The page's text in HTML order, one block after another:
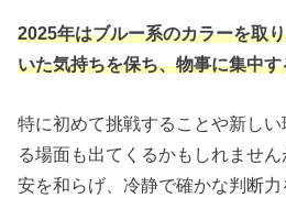
2025年はブルー系のカラーを取
いた気持ちを保ち、物事に集中
特に初めて挑戦することや新し
る場面も出てくるかもしれませ
安を和らげ、冷静で確かな判断